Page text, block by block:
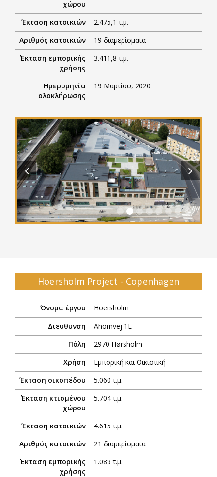
χώρου
Έκταση κατοικιών
2.475,1 τ.μ.
Αριθμός κατοικιών
19 διαμερίσματα
Έκταση εμπορικής
χρήσης
3.411,8 τ.μ.
Ημερομηνία
ολοκλήρωσης
19 Μαρτίου, 2020
Previous Next
Hoersholm Project - Copenhagen
Όνομα έργου
Hoersholm
Διεύθυνση
Ahornvej 1E
Πόλη
2970 Hørsholm
Χρήση
Εμπορική και Οικιστική
Έκταση οικοπέδου
5.060 τ.μ.
Έκταση κτισμένου
χώρου
5.704 τ.μ.
Έκταση κατοικιών
4.615 τ.μ.
Αριθμός κατοικιών
21 διαμερίσματα
Έκταση εμπορικής
χρήσης
1.089 τ.μ.